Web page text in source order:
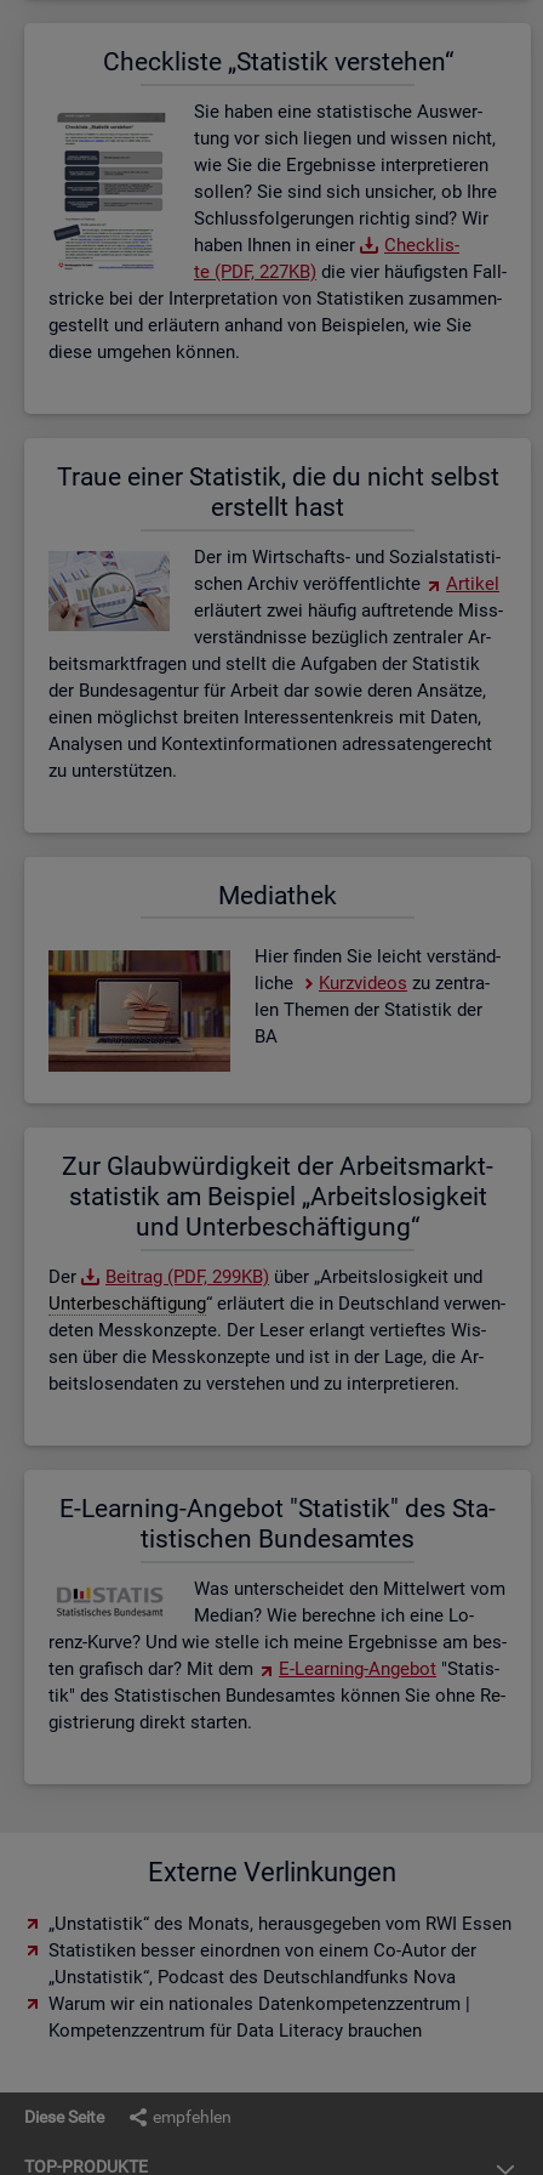
Check­lis­te „Sta­tis­tik ver­ste­hen“
Sie haben eine sta­tis­ti­sche Aus­wer­
tung vor sich lie­gen und wis­sen nicht,
wie Sie die Er­geb­nis­se in­ter­pre­tie­ren
sol­len? Sie sind sich un­si­cher, ob Ihre
Schluss­fol­ge­run­gen rich­tig sind? Wir
haben Ihnen in einer
Check­lis­
te (PDF, 227KB) die vier häu­figs­ten Fall­
stri­cke bei der In­ter­pre­ta­ti­on von Sta­tis­ti­ken zu­sam­men­
ge­stellt und er­läu­tern an­hand von Bei­spie­len, wie Sie
diese um­ge­hen kön­nen.
Traue einer Sta­tis­tik, die du nicht selbst
er­stellt hast
Der im Wirt­schafts- und So­zi­al­sta­tis­ti­
schen Ar­chiv ver­öf­fent­lich­te
Ar­ti­kel
er­läu­tert zwei häu­fig auf­tre­ten­de Miss­
ver­ständ­nis­se be­züg­lich zen­tra­ler Ar­
beits­markt­fra­gen und stellt die Auf­ga­ben der Sta­tis­tik
der Bun­des­agen­tur für Ar­beit dar sowie deren An­sät­ze,
einen mög­lichst brei­ten In­ter­es­sen­ten­kreis mit Daten,
Ana­ly­sen und Kon­text­in­for­ma­tio­nen adres­sa­ten­ge­recht
zu un­ter­stüt­zen.
Me­dia­thek
Hier fin­den Sie leicht ver­ständ­
li­che
Kurz­vi­de­os zu zen­tra­
len The­men der Sta­tis­tik der
BA
Zur Glaub­wür­dig­keit der Ar­beits­markt­
sta­tis­tik am Bei­spiel „Ar­beits­lo­sig­keit
und Un­ter­be­schäf­ti­gung“
Der Bei­trag (PDF, 299KB) über „Ar­beits­lo­sig­keit und
Un­ter­be­schäf­ti­gung“ er­läu­tert die in Deutsch­land ver­wen­
de­ten Mess­kon­zep­te. Der Leser er­langt ver­tief­tes Wis­
sen über die Mess­kon­zep­te und ist in der Lage, die Ar­
beits­lo­sen­da­ten zu ver­ste­hen und zu in­ter­pre­tie­ren.
E-Lear­ning-An­ge­bot "Sta­tis­tik" des Sta­
tis­ti­schen Bun­des­am­tes
Was un­ter­schei­det den Mit­tel­wert vom
Me­di­an? Wie be­rech­ne ich eine Lo­
renz-Kurve? Und wie stel­le ich meine Er­geb­nis­se am bes­
ten gra­fisch dar? Mit dem
E-Lear­ning-An­ge­bot "Sta­tis­
tik" des Sta­tis­ti­schen Bun­des­am­tes kön­nen Sie ohne Re­
gis­trie­rung di­rekt star­ten.
Externe Verlinkungen
„Unstatistik“ des Monats, herausgegeben vom RWI Essen
Statistiken besser einordnen von einem Co-Autor der
„Unstatistik“, Podcast des Deutschlandfunks Nova
Warum wir ein nationales Datenkompetenzzentrum |
Kompetenzzentrum für Data Literacy brauchen
Diese Seite empfehlen
TOP-PRO­DUK­TE